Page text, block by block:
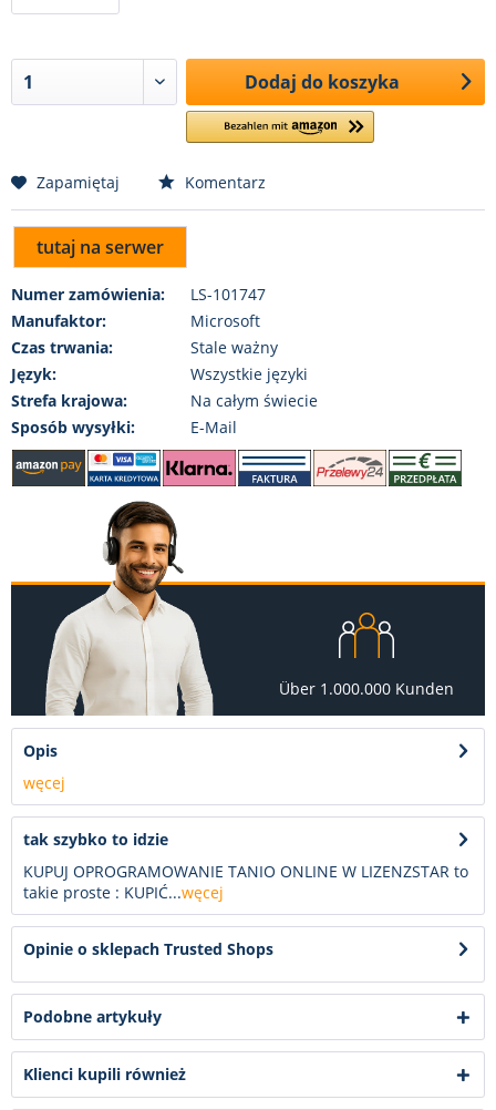
Dodaj do koszyka
Zapamiętaj Komentarz
tutaj na serwer
Numer zamówienia:
LS-101747
Manufaktor:
Microsoft
Czas trwania:
Stale ważny
Język:
Wszystkie języki
Strefa krajowa:
Na całym świecie
Sposób wysyłki:
E-Mail
Über 1.000.000 Kunden
Opis
węcej
tak szybko to idzie
KUPUJ OPROGRAMOWANIE TANIO ONLINE W LIZENZSTAR to
takie proste : KUPIĆ...węcej
Opinie o sklepach Trusted Shops
Podobne artykuły
Klienci kupili również